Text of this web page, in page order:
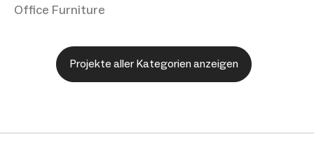
Office Furniture
Projekte aller Kategorien anzeigen